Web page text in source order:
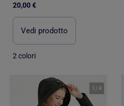
20,00 €
Vedi prodotto
2 colori
1 /4